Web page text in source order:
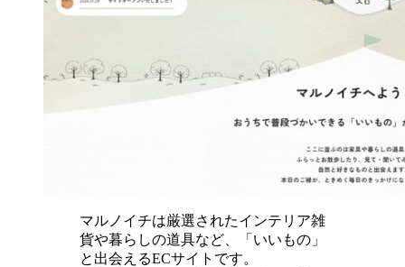
マルノイチは厳選されたインテリア雑
貨や暮らしの道具など、「いいもの」
と出会えるECサイトです。